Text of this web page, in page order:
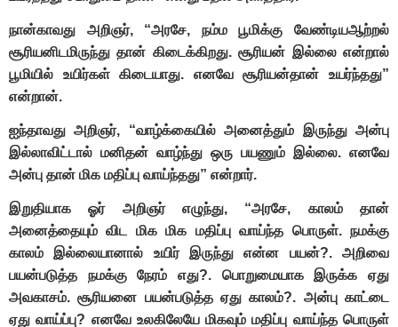
நான்காவது அறிஞர், “அரசே, நம்ம பூமிக்கு வேண்டியஆற்றல்
சூரியனிடமிருந்து தான் கிடைக்கிறது. சூரியன் இல்லை என்றால்
பூமியில் உயிர்கள் கிடையாது. எனவே சூரியன்தான் உயர்ந்தது”
என்றான்.
ஐந்தாவது அறிஞர், “வாழ்க்கையில் அனைத்தும் இருந்து அன்பு
இல்லாவிட்டால் மனிதன் வாழ்ந்து ஒரு பயணும் இல்லை. எனவே
அன்பு தான் மிக மதிப்பு வாய்ந்தது” என்றார்.
இறுதியாக ஓர் அறிஞர் எழுந்து, “அரசே, காலம் தான்
அனைத்தையும் விட மிக மிக மதிப்பு வாய்ந்த பொருள். நமக்கு
காலம் இல்லையானால் உயிர் இருந்து என்ன பயன்?. அறிவை
பயன்படுத்த நமக்கு நேரம் எது?. பொறுமையாக இருக்க ஏது
அவகாசம். சூரியனை பயன்படுத்த ஏது காலம்?. அன்பு காட்டை
ஏது வாய்ப்பு? எனவே உலகிலேயே மிகவும் மதிப்பு வாய்ந்த பொருள்